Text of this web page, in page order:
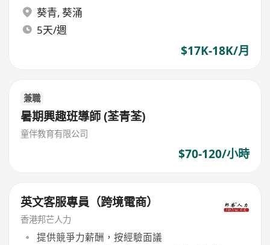
葵青, 葵涌
5天/週
$17K-18K/月
兼職
暑期興趣班導師 (荃青荃)
童伴教育有限公司
$70-120/小時
英文客服專員（跨境電商）
香港邦芒人力
提供競爭力薪酬，按經驗面議